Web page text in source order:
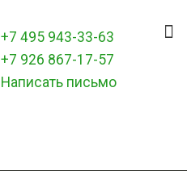
+7 495 943-33-63
+7 926 867-17-57
Написать письмо